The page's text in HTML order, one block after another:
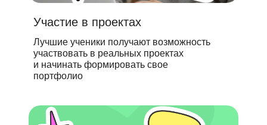
Участие в проектах
Лучшие ученики получают возможность
участвовать в реальных проектах
и начинать формировать свое
портфолио